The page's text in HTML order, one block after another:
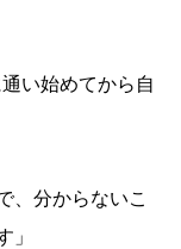
い始めてから自
、分からないこ
」